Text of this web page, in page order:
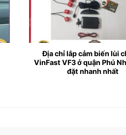
Địa điểm lắp Cảm
VF3 là gì ?
gương chiếu hậu rất quan
nằm ở đuôi xe hỗ trợ phát
Địa chỉ lắp cảm biến lùi
VinFast VF3 ở quận Phú
đặt nhanh nhất